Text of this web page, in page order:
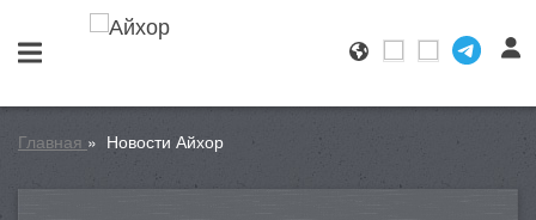
Главная » Новости Айхор